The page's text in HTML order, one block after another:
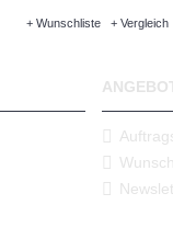
+ Wunschliste + Vergleich